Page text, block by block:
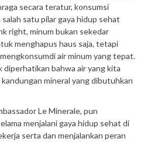
secara teratur, konsumsi
satu pilar gaya hidup sehat
right, minum bukan sekedar
menghapus haus saja, tetapi
air minum yang tepat.
bahwa air yang kita
mineral yang dibutuhkan
Le Minerale, pun
menjalani gaya hidup sehat di
serta dan menjalankan peran